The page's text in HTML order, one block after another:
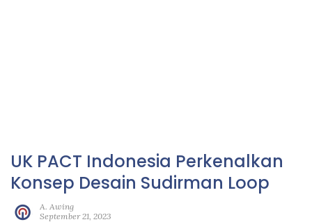
UK PACT Indonesia Perkenalkan
Konsep Desain Sudirman Loop
A. Awing
September 21, 2023